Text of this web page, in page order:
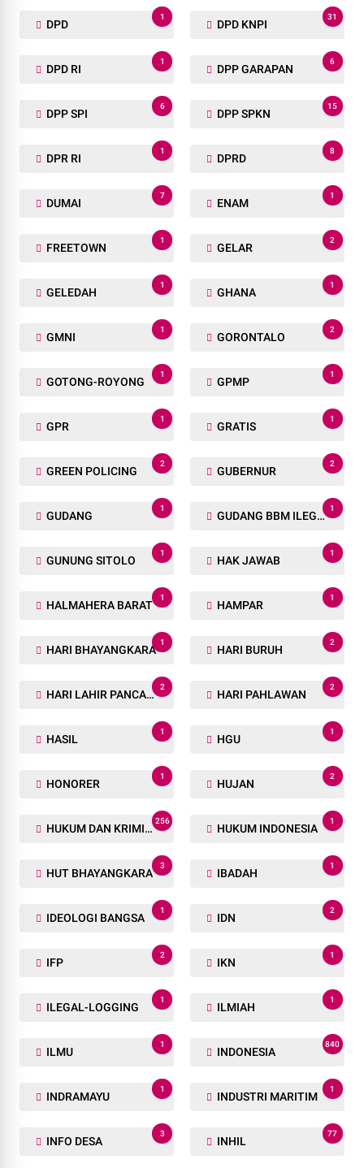
DPD
1
DPD KNPI
31
DPD RI
1
DPP GARAPAN
6
DPP SPI
6
DPP SPKN
15
DPR RI
1
DPRD
8
DUMAI
7
ENAM
1
FREETOWN
1
GELAR
2
GELEDAH
1
GHANA
1
GMNI
1
GORONTALO
2
GOTONG-ROYONG
1
GPMP
1
GPR
1
GRATIS
1
GREEN POLICING
2
GUBERNUR
2
GUDANG
1
GUDANG BBM ILEGAL
1
GUNUNG SITOLO
1
HAK JAWAB
1
HALMAHERA BARAT
1
HAMPAR
1
HARI BHAYANGKARA
1
HARI BURUH
2
HARI LAHIR PANCASILA
2
HARI PAHLAWAN
2
HASIL
1
HGU
1
HONORER
1
HUJAN
2
HUKUM DAN KRIMINAL
256
HUKUM INDONESIA
1
HUT BHAYANGKARA
3
IBADAH
1
IDEOLOGI BANGSA
1
IDN
2
IFP
2
IKN
1
ILEGAL-LOGGING
1
ILMIAH
1
ILMU
1
INDONESIA
840
INDRAMAYU
1
INDUSTRI MARITIM
1
INFO DESA
3
INHIL
77